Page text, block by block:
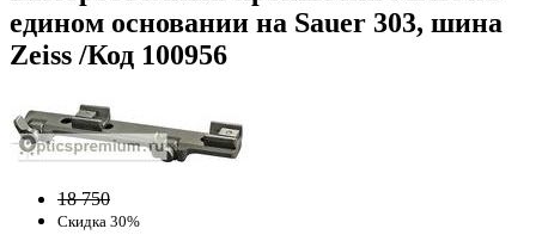
едином основании на Sauer 303, шина
Zeiss /Код 100956
18 750
Скидка 30%